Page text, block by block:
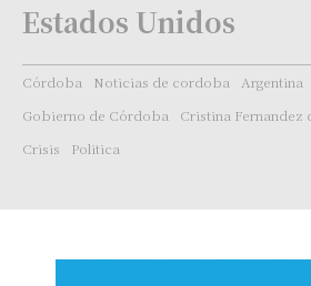
Estados Unidos
Córdoba Noticias de cordoba Argentina
Gobierno de Córdoba
Cristina Fernandez
Crisis
Politica